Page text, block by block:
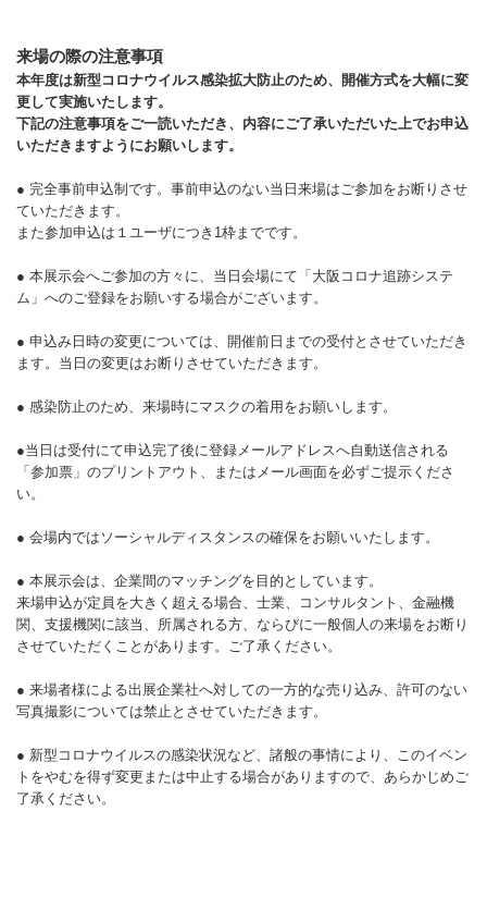
来場の際の注意事項
本年度は新型コロナウイルス感染拡大防止のため、開催方式を大幅に変
更して実施いたします。
下記の注意事項をご一読いただき、内容にご了承いただいた上でお申込
いただきますようにお願いします。
● 完全事前申込制です。事前申込のない当日来場はご参加をお断りさせ
ていただきます。
また参加申込は１ユーザにつき1枠までです。
● 本展示会へご参加の方々に、当日会場にて「大阪コロナ追跡システ
ム」へのご登録をお願いする場合がございます。
● 申込み日時の変更については、開催前日までの受付とさせていただき
ます。当日の変更はお断りさせていただきます。
● 感染防止のため、来場時にマスクの着用をお願いします。
●当日は受付にて申込完了後に登録メールアドレスへ自動送信される
「参加票」のプリントアウト、またはメール画面を必ずご提示くださ
い。
● 会場内ではソーシャルディスタンスの確保をお願いいたします。
● 本展示会は、企業間のマッチングを目的としています。
来場申込が定員を大きく超える場合、士業、コンサルタント、金融機
関、支援機関に該当、所属される方、ならびに一般個人の来場をお断り
させていただくことがあります。ご了承ください。
● 来場者様による出展企業社へ対しての一方的な売り込み、許可のない
写真撮影については禁止とさせていただきます。
● 新型コロナウイルスの感染状況など、諸般の事情により、このイベン
トをやむを得ず変更または中止する場合がありますので、あらかじめご
了承ください。